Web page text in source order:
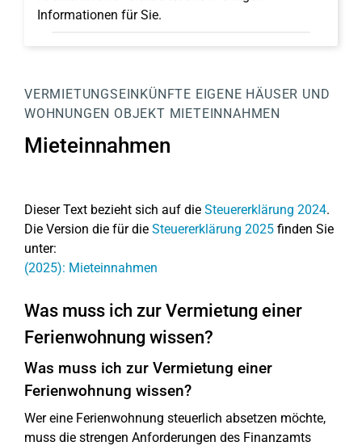
Informationen für Sie.
VERMIETUNGSEINKÜNFTE EIGENE HÄUSER UND
WOHNUNGEN OBJEKT MIETEINNAHMEN
Mieteinnahmen
Dieser Text bezieht sich auf die Steuererklärung 2024.
Die Version die für die Steuererklärung 2025 finden Sie
unter:
(2025): Mieteinnahmen
Was muss ich zur Vermietung einer
Ferienwohnung wissen?
Was muss ich zur Vermietung einer
Ferienwohnung wissen?
Wer eine Ferienwohnung steuerlich absetzen möchte,
muss die strengen Anforderungen des Finanzamts